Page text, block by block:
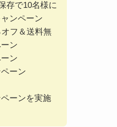
存で10名様に
ンペーン
オフ＆送料無
ン
ン
ーン
ーンを実施